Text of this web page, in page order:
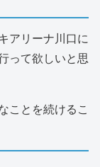
アリーナ川口に
って欲しいと思
ことを続けるこ